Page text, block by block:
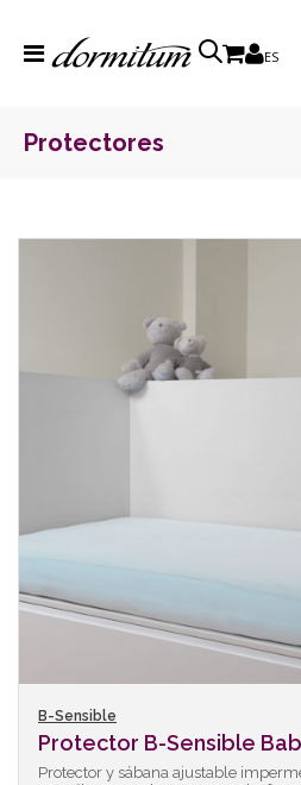
ES
Protectores
B-Sensible
Protector B-Sensible
Protector y sábana ajustable